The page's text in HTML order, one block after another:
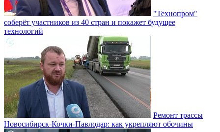
"Технопром"
соберёт участников из 40 стран и покажет будущее
технологий
Ремонт трассы
Новосибирск-Кочки-Павлодар: как укрепляют обочины